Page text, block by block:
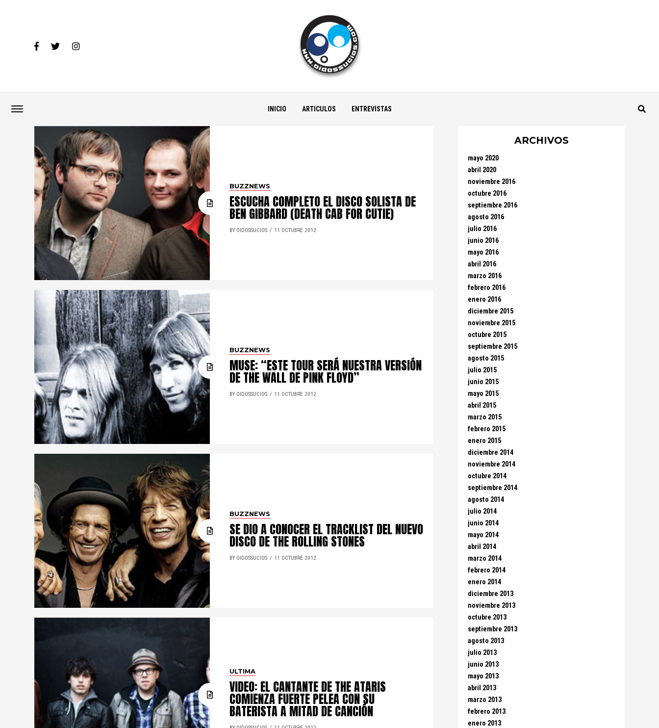
INICIO ARTICULOS ENTREVISTAS
BUZZNEWS
ESCUCHA COMPLETO EL DISCO SOLISTA DE
BEN GIBBARD (DEATH CAB FOR CUTIE)
BY OIDOSSUCIOS 11 OCTUBRE 2012
BUZZNEWS
MUSE: “ESTE TOUR SERÁ NUESTRA VERSIÓN
DE THE WALL DE PINK FLOYD”
BY OIDOSSUCIOS 11 OCTUBRE 2012
BUZZNEWS
SE DIO A CONOCER EL TRACKLIST DEL NUEVO
DISCO DE THE ROLLING STONES
BY OIDOSSUCIOS 11 OCTUBRE 2012
ULTIMA
VIDEO: EL CANTANTE DE THE ATARIS
COMIENZA FUERTE PELEA CON SU
BATERISTA A MITAD DE CANCIÓN
ARCHIVOS
mayo 2020
abril 2020
noviembre 2016
octubre 2016
septiembre 2016
agosto 2016
julio 2016
junio 2016
mayo 2016
abril 2016
marzo 2016
febrero 2016
enero 2016
diciembre 2015
noviembre 2015
octubre 2015
septiembre 2015
agosto 2015
julio 2015
junio 2015
mayo 2015
abril 2015
marzo 2015
febrero 2015
enero 2015
diciembre 2014
noviembre 2014
octubre 2014
septiembre 2014
agosto 2014
julio 2014
junio 2014
mayo 2014
abril 2014
marzo 2014
febrero 2014
enero 2014
diciembre 2013
noviembre 2013
octubre 2013
septiembre 2013
agosto 2013
julio 2013
junio 2013
mayo 2013
abril 2013
marzo 2013
febrero 2013
enero 2013